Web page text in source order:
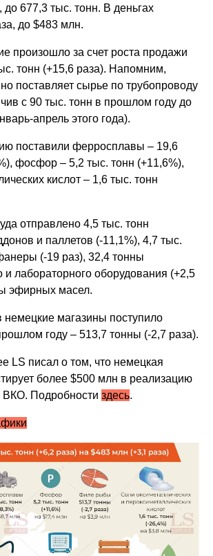
до 677,3 тыс. тонн. В деньгах
до $483 млн.
произошло за счет роста продажи
тонн (+15,6 раза). Напомним,
поставляет сырье по трубопроводу
с 90 тыс. тонн в прошлом году до
апрель этого года).
поставили ферросплавы – 19,6
фосфор – 5,2 тыс. тонн (+11,6%),
кислот – 1,6 тыс. тонн
отправлено 4,5 тыс. тонн
и паллетов (-11,1%), 4,7 тыс.
(-19 раз), 32,4 тонны
лабораторного оборудования (+2,5
эфирных масел.
магазины поступило
году – 513,7 тонны (-2,7 раза).
LS писал о том, что немецкая
более $500 млн в реализацию
ВКО. Подробностиздесь.